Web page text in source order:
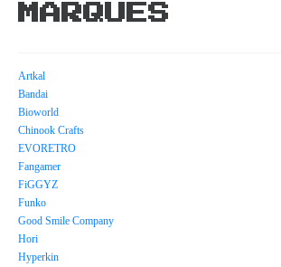
CM
MARQUES
Artkal
Bandai
Bioworld
Chinook Crafts
EVORETRO
Fangamer
FiGGYZ
Funko
Good Smile Company
Hori
Hyperkin